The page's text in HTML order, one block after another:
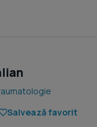
Salvează favorit